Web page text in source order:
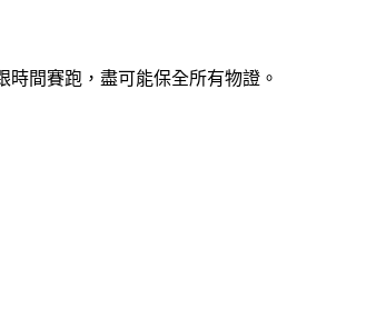
間賽跑，盡可能保全所有物證。